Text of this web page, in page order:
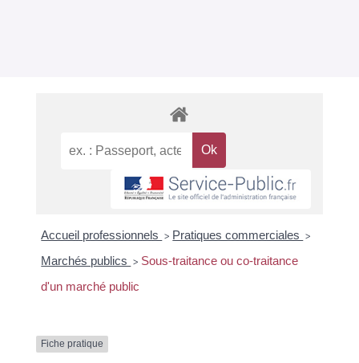
Accueil professionnels > Pratiques commerciales >
Marchés publics > Sous-traitance ou co-traitance
d'un marché public
Fiche pratique